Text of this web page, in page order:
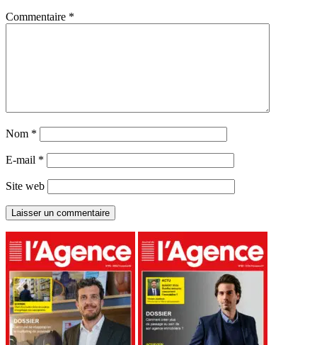
Commentaire *
Nom *
E-mail *
Site web